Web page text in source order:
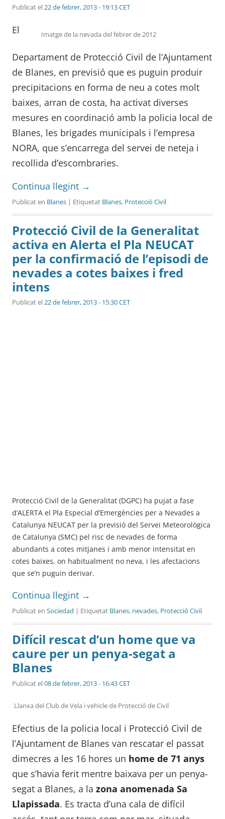
Publicat el 22 de febrer, 2013 - 19:13 CET
Imatge de la nevada del febrer de 2012
El
Departament de Protecció Civil de l’Ajuntament
de Blanes, en previsió que es puguin produir
precipitacions en forma de neu a cotes molt
baixes, arran de costa, ha activat diverses
mesures en coordinació amb la policia local de
Blanes, les brigades municipals i l’empresa
NORA, que s’encarrega del servei de neteja i
recollida d’escombraries.
Continua llegint →
Publicat en Blanes | Etiquetat Blanes, Protecció Civil
Protecció Civil de la Generalitat
activa en Alerta el Pla NEUCAT
per la confirmació de l’episodi de
nevades a cotes baixes i fred
intens
Publicat el22 de febrer, 2013 - 15:30 CET
Protecció Civil de la Generalitat (DGPC) ha pujat a fase
d’ALERTA el Pla Especial d’Emergències per a Nevades a
Catalunya NEUCAT per la previsió del Servei Meteorològica
de Catalunya (SMC) pel risc de nevades de forma
abundants a cotes mitjanes i amb menor intensitat en
cotes baixes, on habitualment no neva, i les afectacions
que se’n puguin derivar.
Continua llegint →
Publicat en Sociedad | Etiquetat Blanes, nevades, Protecció Civil
Difícil rescat d’un home que va
caure per un penya-segat a
Blanes
Publicat el08 de febrer, 2013 - 16:43 CET
Llanxa del Club de Vela i vehicle de Protecció de Civil
Efectius de la policia local i Protecció Civil de
l’Ajuntament de Blanes van rescatar el passat
dimecres a les 16 hores un home de 71 anys
que s’havia ferit mentre baixava per un penya-
segat a Blanes, a la zona anomenada Sa
Llapissada. Es tracta d’una cala de difícil